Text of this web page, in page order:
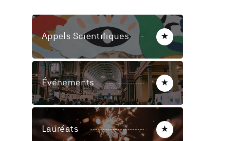
Appels Scientifiques ★
Événements ★
Lauréats ★